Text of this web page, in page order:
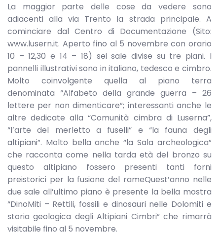
La maggior parte delle cose da vedere sono
adiacenti alla via Trento la strada principale. A
cominciare dal Centro di Documentazione (Sito:
www.lusern.it. Aperto fino al 5 novembre con orario
10 – 12,30 e 14 – 18) sei sale divise su tre piani. I
pannelli illustrativi sono in italiano, tedesco e cimbro.
Molto coinvolgente quella al piano terra
denominata “Alfabeto della grande guerra – 26
lettere per non dimenticare”; interessanti anche le
altre dedicate alla “Comunità cimbra di Luserna”,
“l’arte del merletto a fuselli” e “la fauna degli
altipiani”. Molto bella anche “la Sala archeologica”
che racconta come nella tarda età del bronzo su
questo altipiano fossero presenti tanti forni
preistorici per la fusione del rameQuest’anno nelle
due sale all’ultimo piano è presente la bella mostra
“DinoMiti – Rettili, fossili e dinosauri nelle Dolomiti e
storia geologica degli Altipiani Cimbri” che rimarrà
visitabile fino al 5 novembre.